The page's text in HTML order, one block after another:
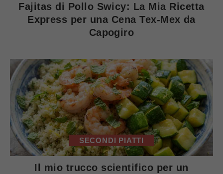
Fajitas di Pollo Swicy: La Mia Ricetta
Express per una Cena Tex-Mex da
Capogiro
SECONDI PIATTI
Il mio trucco scientifico per un